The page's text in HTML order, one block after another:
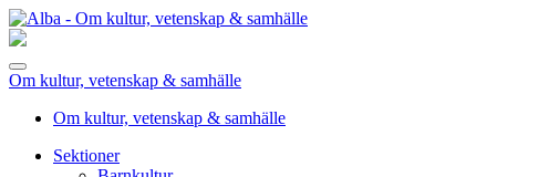
Om kultur, vetenskap & samhälle
Om kultur, vetenskap & samhälle
Sektioner